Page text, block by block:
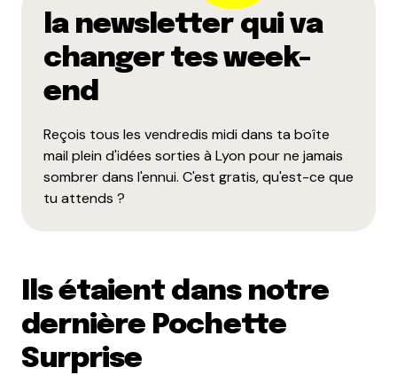
la newsletter qui va
changer tes week-
end
Reçois tous les vendredis midi dans ta boîte
mail plein d'idées sorties à Lyon pour ne jamais
sombrer dans l'ennui. C'est gratis, qu'est-ce que
tu attends ?
Ils étaient dans notre
dernière Pochette
Surprise